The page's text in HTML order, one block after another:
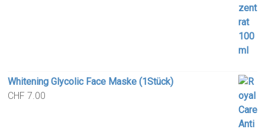
Whitening Glycolic Face Maske (1Stück)
CHF 7.00